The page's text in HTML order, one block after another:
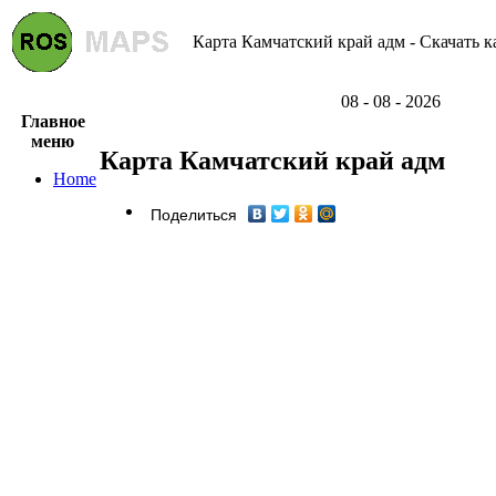
Карта Камчатский край адм - Скачать
08 - 08 - 2026
Главное
меню
Home
Карта Камчатский край адм
Поделиться